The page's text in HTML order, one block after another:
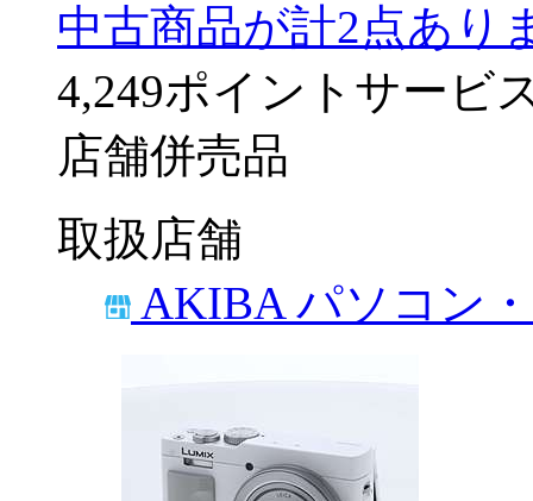
中古商品が計2点あり
4,249ポイントサービ
店舗併売品
取扱店舗
AKIBA パソコン